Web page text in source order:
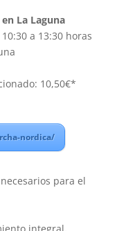
La Laguna
a 13:30 horas
10,50€*
nordica/
para el